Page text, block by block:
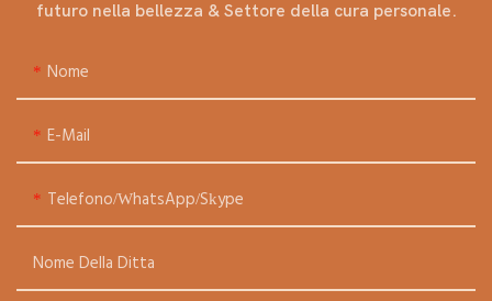
futuro nella bellezza & Settore della cura personale.
Nome
E-Mail
Telefono/WhatsApp/Skype
Nome Della Ditta